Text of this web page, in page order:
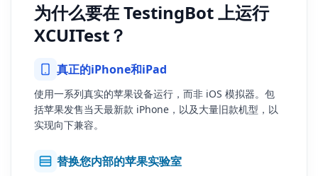
为什么要在 TestingBot 上运行
XCUITest？
真正的iPhone和iPad
使用一系列真实的苹果设备运行，而非 iOS 模拟器。包
括苹果发售当天最新款 iPhone，以及大量旧款机型，以
实现向下兼容。
替换您内部的苹果实验室